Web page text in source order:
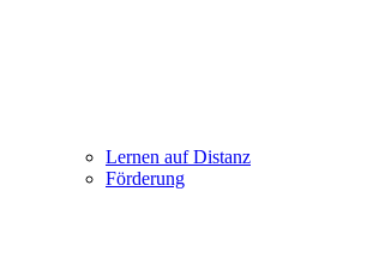
Lernen auf Distanz
Förderung